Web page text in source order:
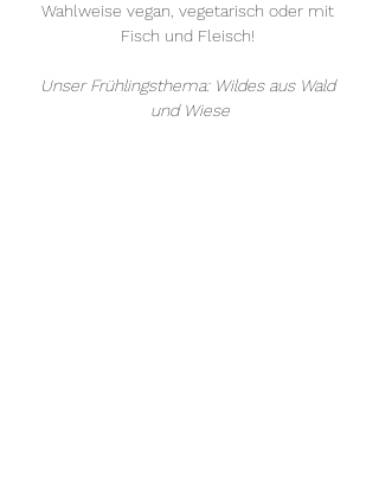
Wahlweise vegan, vegetarisch oder mit
Fisch und Fleisch!
Unser Frühlingsthema: Wildes aus Wald
und Wiese